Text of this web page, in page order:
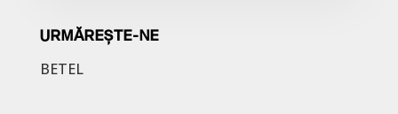
URMĂREȘTE-NE
BETEL